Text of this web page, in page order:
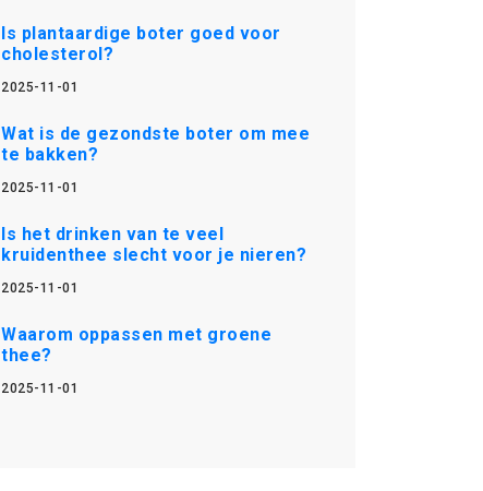
Is plantaardige boter goed voor
cholesterol?
2025-11-01
Wat is de gezondste boter om mee
te bakken?
2025-11-01
Is het drinken van te veel
kruidenthee slecht voor je nieren?
2025-11-01
Waarom oppassen met groene
thee?
2025-11-01